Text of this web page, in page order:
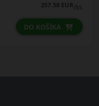
257.50 EUR/ks
DO KOŠÍKA